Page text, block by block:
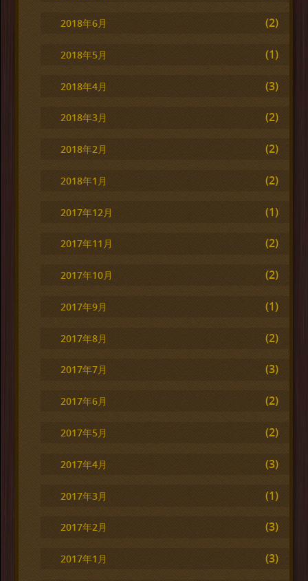
2018年6月 (2)
2018年5月 (1)
2018年4月 (3)
2018年3月 (2)
2018年2月 (2)
2018年1月 (2)
2017年12月 (1)
2017年11月 (2)
2017年10月 (2)
2017年9月 (1)
2017年8月 (2)
2017年7月 (3)
2017年6月 (2)
2017年5月 (2)
2017年4月 (3)
2017年3月 (1)
2017年2月 (3)
2017年1月 (3)